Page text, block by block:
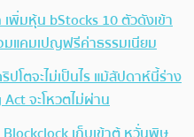
พิ่มหุ้น bStocks 10 ตัวดังเข้า
แคมเปญฟรีค่าธรรมเนียม
โตจะไม่เป็นไร แม้สัปดาห์นี้ร่าง
จะโหวตไม่ผ่าน